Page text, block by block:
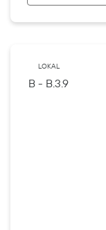
LOKAL
B - B.3.9